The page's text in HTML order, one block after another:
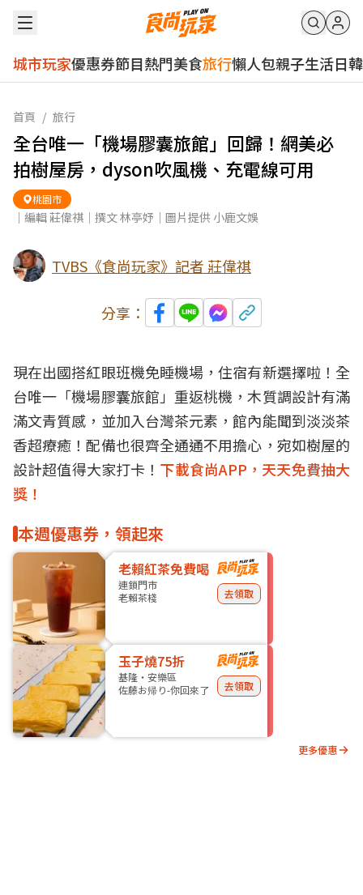
城市玩家優惠券節目熱門美食旅行懶人包親子生活日韓
首頁 / 旅行
全台唯一「機場膠囊旅館」回歸！網美必
拍樹屋房，dyson吹風機、充電線可用
桃園市
｜編輯 莊偉祺｜撰文 林亭妤｜圖片提供 小鹿文娛
TVBS《食尚玩家》記者 莊偉祺
分享：
現在出國搭紅眼班機免睡機場 ，住宿有新選擇啦！全
台唯一「機場膠囊旅館」重返桃機，木質調設計有滿
滿文青質感，並加入台灣茶元素，館內能聞到淡淡茶
香超療癒！配備也很齊全通通不用擔心，宛如樹屋的
設計超值得大家打卡！ 下載食尚APP，天天免費抽大
獎！
本週優惠券，領起來
老賴紅茶免費喝
連鎖門市
老賴茶棧
去領取
玉子燒75折
基隆・安樂區
佐藤お帰り-你回來了
去領取
更多優惠